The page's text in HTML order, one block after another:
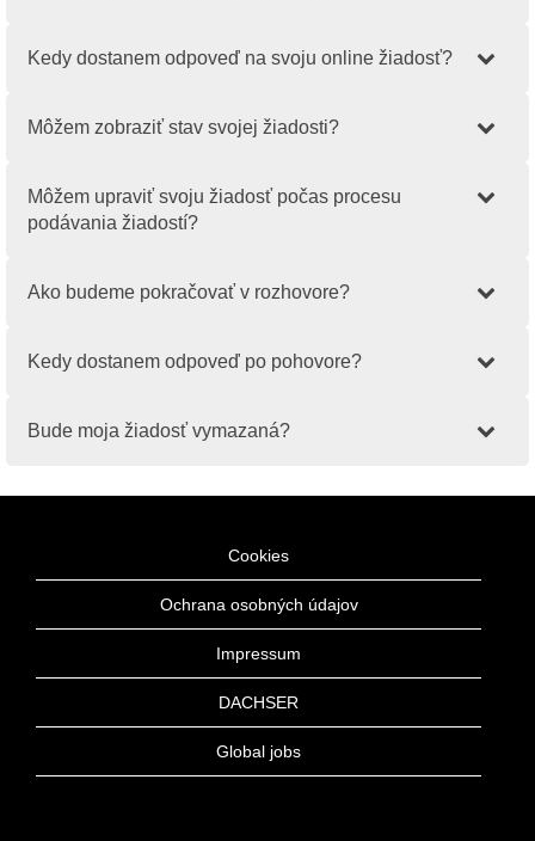
Kedy dostanem odpoveď na svoju online žiadosť?
Môžem zobraziť stav svojej žiadosti?
Môžem upraviť svoju žiadosť počas procesu
podávania žiadostí?
Ako budeme pokračovať v rozhovore?
Kedy dostanem odpoveď po pohovore?
Bude moja žiadosť vymazaná?
Cookies
Ochrana osobných údajov
Impressum
DACHSER
Global jobs